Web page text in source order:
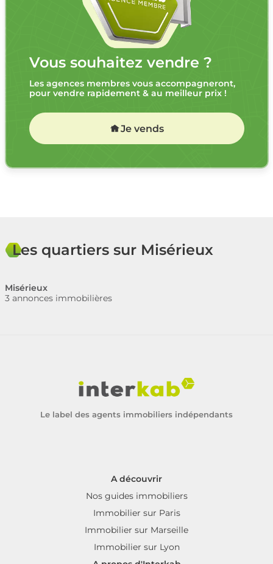
Vous souhaitez vendre ?
Les agences membres vous accompagneront,
pour vendre rapidement & au meilleur prix !
Je vends
Les quartiers sur Misérieux
Misérieux
3 annonces immobilières
Le label des agents immobiliers indépendants
A découvrir
Nos guides immobiliers
Immobilier sur Paris
Immobilier sur Marseille
Immobilier sur Lyon